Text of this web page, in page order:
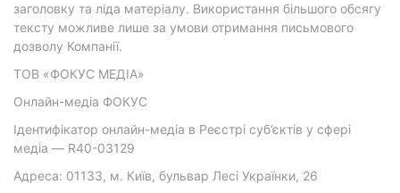
заголовку та ліда матеріалу. Використання більшого обсягу
тексту можливе лише за умови отримання письмового
дозволу Компанії.
ТОВ «ФОКУС МЕДІА»
Онлайн-медіа ФОКУС
Ідентифікатор онлайн-медіа в Реєстрі суб’єктів у сфері
медіа — R40-03129
Адреса: 01133, м. Київ, бульвар Лесі Українки, 26